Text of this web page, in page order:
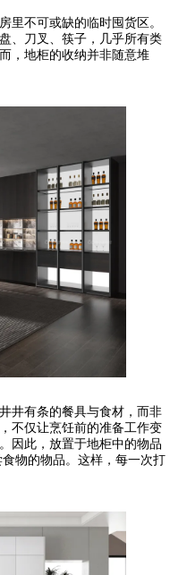
里不可或缺的临时囤货区。
、刀叉、筷子，几乎所有类
，地柜的收纳并非随意堆
井有条的餐具与食材，而非
不仅让烹饪前的准备工作变
因此，放置于地柜中的物品
物的物品。这样，每一次打